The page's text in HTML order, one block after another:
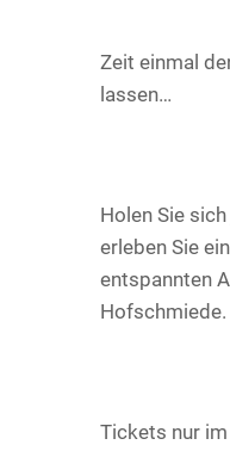
Zeit einmal
lassen…
Holen Sie
erleben Sie
entspannten
Hofschmiede.
Tickets nur